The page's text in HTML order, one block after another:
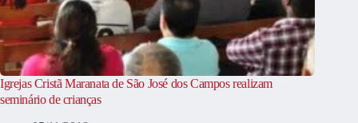
Igrejas Cristã Maranata de São José dos Campos realizam
seminário de crianças